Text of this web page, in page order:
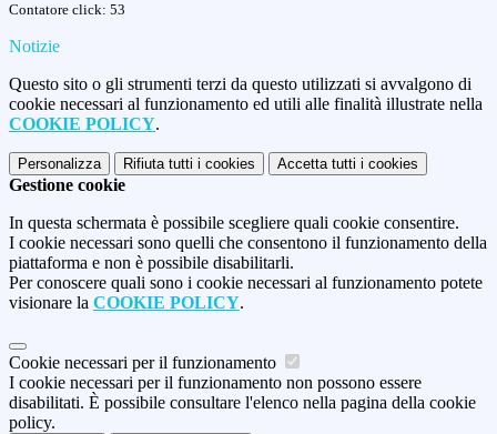
Contatore click: 53
Notizie
Questo sito o gli strumenti terzi da questo utilizzati si avvalgono di
cookie necessari al funzionamento ed utili alle finalità illustrate nella
COOKIE POLICY.
Personalizza Rifiuta tutti i cookies Accetta tutti i cookies
Gestione cookie
In questa schermata è possibile scegliere quali cookie consentire.
I cookie necessari sono quelli che consentono il funzionamento della
piattaforma e non è possibile disabilitarli.
Per conoscere quali sono i cookie necessari al funzionamento potete
visionare la COOKIE POLICY.
Cookie necessari per il funzionamento
I cookie necessari per il funzionamento non possono essere
disabilitati. È possibile consultare l'elenco nella pagina della cookie
policy.